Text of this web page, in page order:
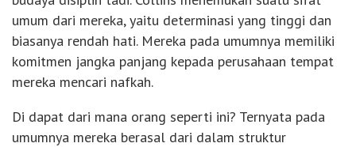
umum dari mereka, yaitu determinasi yang tinggi dan
biasanya rendah hati. Mereka pada umumnya memiliki
komitmen jangka panjang kepada perusahaan tempat
mereka mencari nafkah.
Di dapat dari mana orang seperti ini? Ternyata pada
umumnya mereka berasal dari dalam struktur